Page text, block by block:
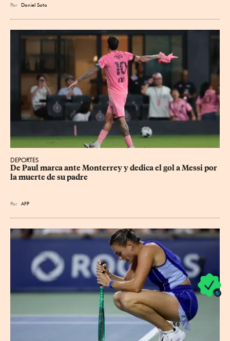
Por Daniel Soto
DEPORTES
De Paul marca ante Monterrey y dedica el gol a Messi por
la muerte de su padre
Por AFP